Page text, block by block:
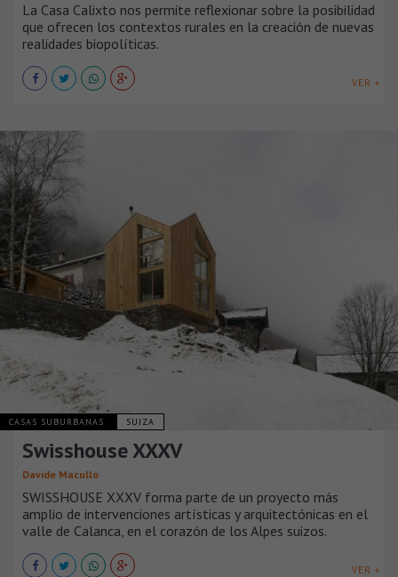
La Casa Calixto nos permite reflexionar sobre la posibilidad
que ofrecen los contextos rurales en la creación de nuevas
realidades biopolíticas.
VER +
CASAS SUBURBANAS SUIZA
Swisshouse XXXV
Davide Macullo
SWISSHOUSE XXXV forma parte de un proyecto más
amplio de intervenciones artísticas y arquitectónicas en el
valle de Calanca, en el corazón de los Alpes suizos.
VER +